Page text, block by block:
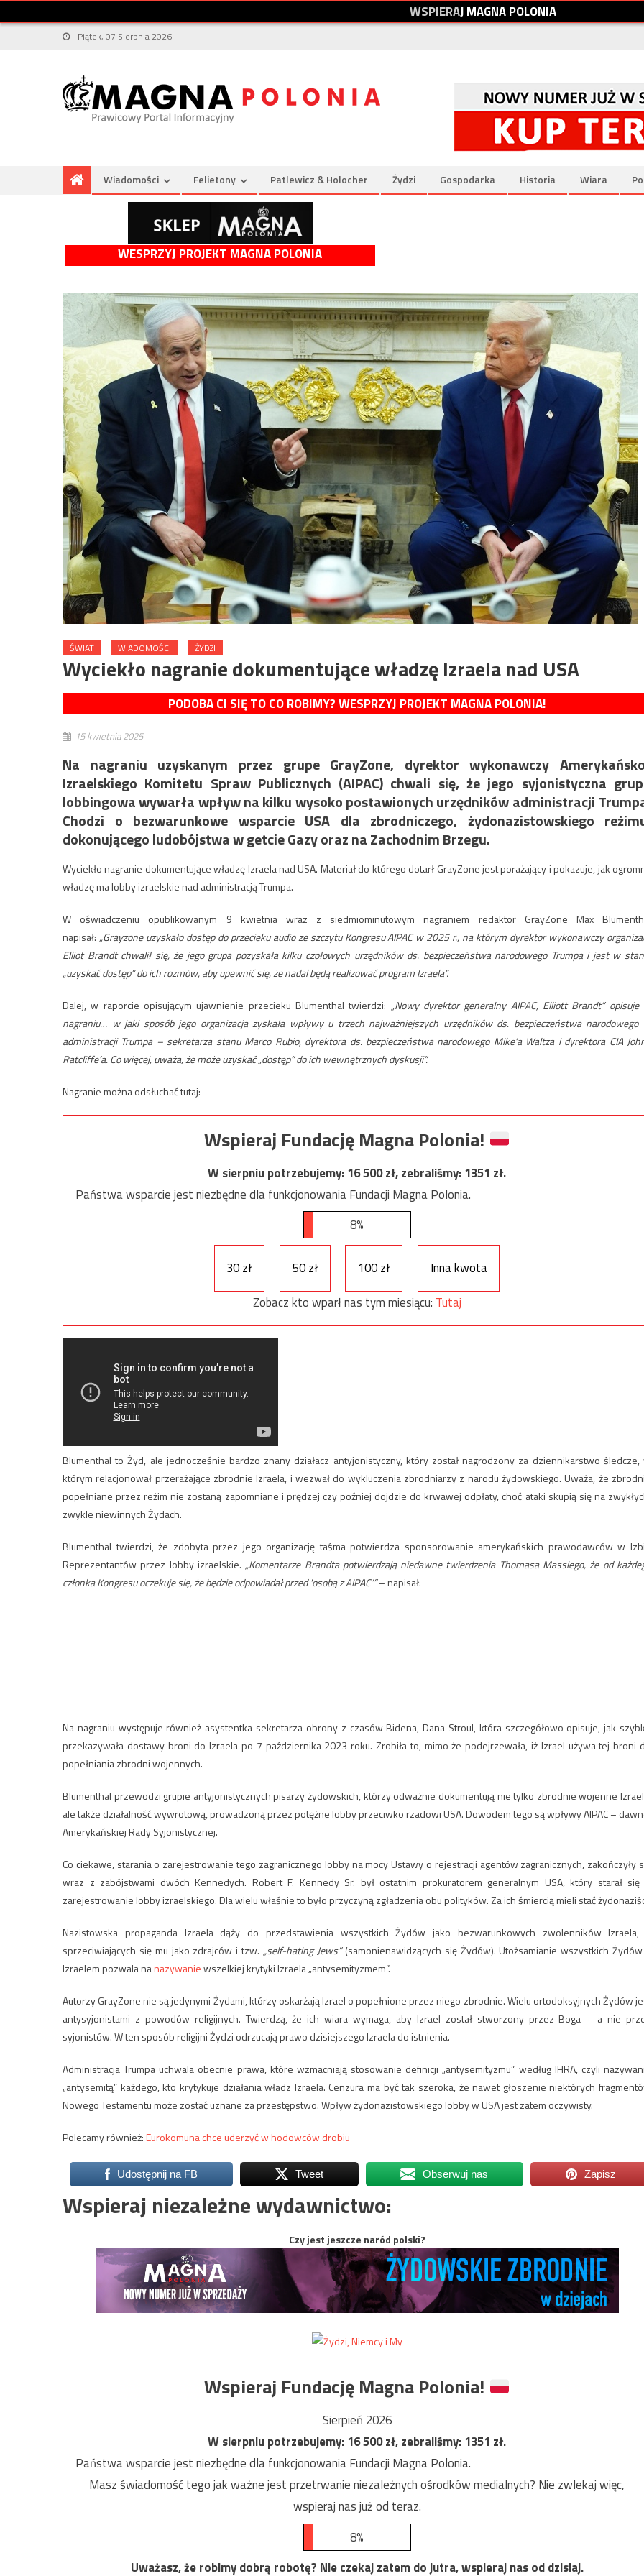
WSPIERAJMAGNAPOLONIA
Piątek, 07 Sierpnia 2026
Wiadomości Felietony Patlewicz & Holocher Żydzi Gospodarka Historia Wiara
WESPRZYJ PROJEKT MAGNA POLONIA
ŚWIAT WIADOMOŚCI ŻYDZI
Wyciekło nagranie dokumentujące władzę Izraela nad USA
PODOBA CI SIĘ TO CO ROBIMY? WESPRZYJ PROJEKT MAGNA POLONIA!
15 kwietnia 2025
Na nagraniu uzyskanym przez grupe GrayZone, ​​dyrektor wykonawczy
Izraelskiego Komitetu Spraw Publicznych (AIPAC) chwali się, że jego syjonistyczna
lobbingowa wywarła wpływ na kilku wysoko postawionych urzędników administracji
Chodzi o bezwarunkowe wsparcie USA dla zbrodniczego, żydonazistowskiego
dokonującego ludobójstwa w getcie Gazy oraz na Zachodnim Brzegu.
Wyciekło nagranie dokumentujące władzę Izraela nad USA. Materiał do którego dotarł GrayZone jest porażający i pokazuje, jak
władzę ma lobby izraelskie nad administracją Trumpa.
W oświadczeniu opublikowanym 9 kwietnia wraz z siedmiominutowym nagraniem redaktor GrayZone Max
napisał: „Grayzone uzyskało dostęp do przecieku audio ze szczytu Kongresu AIPAC w 2025 r., na którym dyrektor wykonawczy
Elliot Brandt chwalił się, że jego grupa pozyskała kilku czołowych urzędników ds. bezpieczeństwa narodowego Trumpa i jest w
„uzyskać dostęp” do ich rozmów, aby upewnić się, że nadal będą realizować program Izraela”.
Dalej, w raporcie opisującym ujawnienie przecieku Blumenthal twierdzi: „Nowy dyrektor generalny AIPAC, Elliott Brandt” opisuje
nagraniu… w jaki sposób jego organizacja zyskała wpływy u trzech najważniejszych urzędników ds. bezpieczeństwa narodowego
administracji Trumpa – sekretarza stanu Marco Rubio, dyrektora ds. bezpieczeństwa narodowego Mike’a Waltza i dyrektora CIA
Ratcliffe’a. Co więcej, uważa, że ​​może uzyskać „dostęp” do ich wewnętrznych dyskusji”.
Nagranie można odsłuchać tutaj:
Wspieraj Fundację Magna Polonia!
W sierpniu potrzebujemy:16 500zł, zebraliśmy:1351 zł.
Państwa wsparcie jest niezbędne dla funkcjonowania Fundacji Magna Polonia.
8%
30 zł 50 zł 100 zł
Inna kwota
Zobacz kto wparł nas tym miesiącu: Tutaj
Blumenthal to Żyd, ale jednocześnie bardzo znany działacz antyjonistyczny, który został nagrodzony za dziennikarstwo śledcze,
którym relacjonował przerażające zbrodnie Izraela, i wezwał do wykluczenia zbrodniarzy z narodu żydowskiego. Uważa, że
popełniane przez reżim nie zostaną zapomniane i prędzej czy poźniej dojdzie do krwawej odpłaty, choć ataki skupią się na
zwykle niewinnych Żydach.
Blumenthal twierdzi, że zdobyta przez jego organizację taśma potwierdza sponsorowanie amerykańskich prawodawców w
Reprezentantów przez lobby izraelskie. „Komentarze Brandta potwierdzają niedawne twierdzenia Thomasa Massiego, że od
członka Kongresu oczekuje się, że będzie odpowiadał przed 'osobą z AIPAC’”– napisał.
Na nagraniu występuje również asystentka sekretarza obrony z czasów Bidena, Dana Stroul, która szczegółowo opisuje, jak
przekazywała dostawy broni do Izraela po 7 października 2023 roku. Zrobiła to, mimo że podejrzewała, iż ​​Izrael używa tej broni
popełniania zbrodni wojennych.
Blumenthal przewodzi grupie antyjonistycznych pisarzy żydowskich, którzy odważnie dokumentują nie tylko zbrodnie wojenne
ale także działalność wywrotową, prowadzoną przez potężne lobby przeciwko rzadowi USA. Dowodem tego są wpływy AIPAC –
Amerykańskiej Rady Syjonistycznej.
Co ciekawe, starania o zarejestrowanie tego zagranicznego lobby na mocy Ustawy o rejestracji agentów zagranicznych, zakończyły
wraz z zabójstwami dwóch Kennedych. Robert F. Kennedy Sr. był ostatnim prokuratorem generalnym USA, który starał
zarejestrowanie lobby izraelskiego. Dla wielu właśnie to było przyczyną zgładzenia obu polityków. Za ich śmiercią mieli stać
Nazistowska propaganda Izraela dąży do przedstawienia wszystkich Żydów jako bezwarunkowych zwolenników
sprzeciwiających się mu jako zdrajców i tzw. „self-hating Jews”(samonienawidzących się Żydów). Utożsamianie wszystkich
Izraelem pozwala nanazywaniewszelkiej krytyki Izraela „antysemityzmem”.
Autorzy GrayZone nie są jedynymi Żydami, którzy oskarżają Izrael o popełnione przez niego zbrodnie. Wielu ortodoksyjnych Żydów
antysyjonistami z powodów religijnych. Twierdzą, że ich wiara wymaga, aby Izrael został stworzony przez Boga – a nie
syjonistów. W ten sposób religijni Żydzi odrzucają prawo dzisiejszego Izraela do istnienia.
Administracja Trumpa uchwala obecnie prawa, które wzmacniają stosowanie definicji „antysemityzmu” według IHRA, czyli
„antysemitą” każdego, kto krytykuje działania władz Izraela. Cenzura ma być tak szeroka, że ​​nawet głoszenie niektórych
Nowego Testamentu może zostać uznane za przestępstwo. Wpływ żydonazistowskiego lobby w USA jest zatem oczywisty.
Polecamy również:Eurokomuna chce uderzyć w hodowców drobiu
Udostępnij na FB Tweet Obserwuj nas Zapisz
Wspieraj niezależne wydawnictwo:
Czy jest jeszcze naród polski?
Wspieraj Fundację Magna Polonia!
Sierpień 2026
W sierpniu potrzebujemy:16 500zł, zebraliśmy:1351 zł.
Państwa wsparcie jest niezbędne dla funkcjonowania Fundacji Magna Polonia.
Masz świadomość tego jak ważne jest przetrwanie niezależnych ośrodków medialnych? Nie zwlekaj więc,
wspieraj nas już od teraz.
8%
Uważasz, że robimy dobrą robotę? Nie czekaj zatem do jutra, wspieraj nas od dzisiaj.